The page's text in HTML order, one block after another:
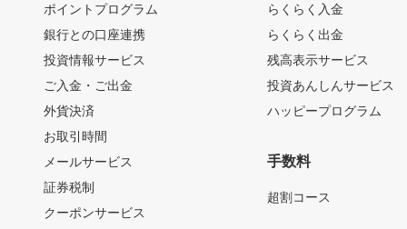
ポイントプログラム
銀行との口座連携
投資情報サービス
ご入金・ご出金
外貨決済
お取引時間
メールサービス
証券税制
クーポンサービス
らくらく入金
らくらく出金
残高表示サービス
投資あんしんサービス
ハッピープログラム
手数料
超割コース